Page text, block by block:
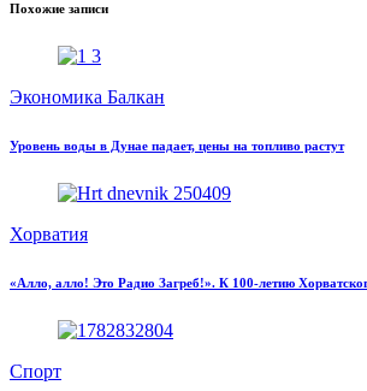
Похожие записи
Экономика Балкан
Уровень воды в Дунае падает, цены на топливо растут
Хорватия
«Алло, алло! Это Радио Загреб!». К 100-летию
Спорт